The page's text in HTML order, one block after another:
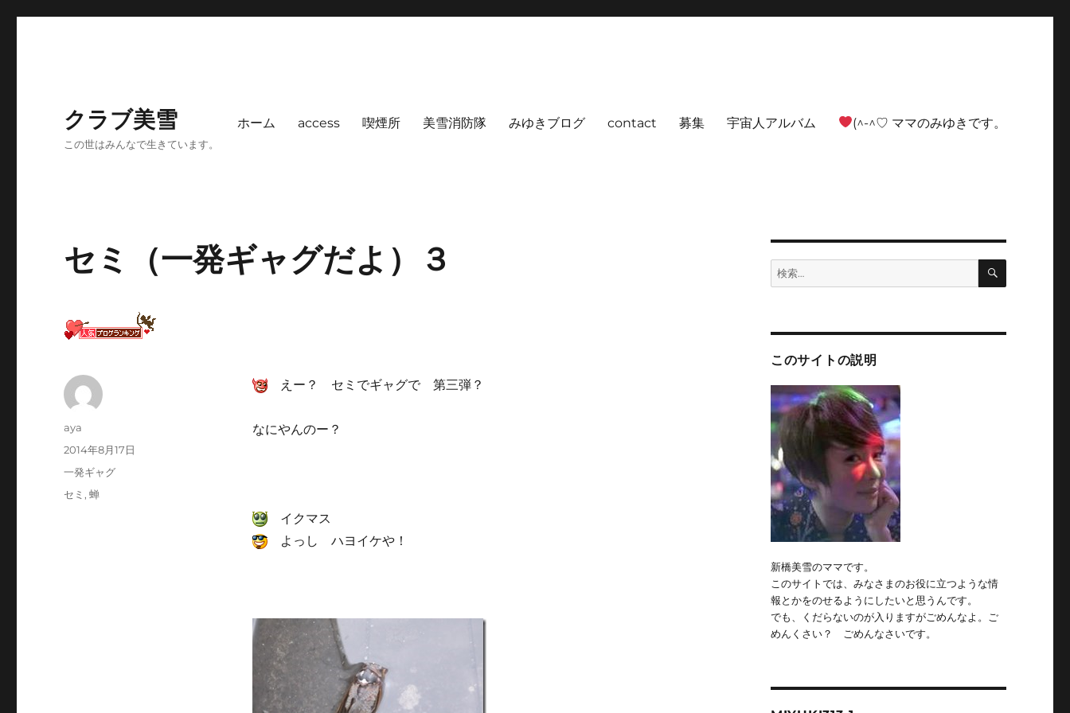
クラブ美雪
この世はみんなで生きています。
ホーム access 喫煙所 美雪消防隊 みゆきブログ contact 募集 宇宙人アルバム (^-^♡ ママのみゆきです。
セミ（一発ギャグだよ）３
えー？ セミでギャグで 第三弾？
なにやんのー？
イクマス
よっし ハヨイケや！
投
aya
投
2014年8月17日
カ
一発ギャグ
タ
セミ ,蝉
検
索:
検
このサイトの説明
新橋美雪のママです。
このサイトでは、みなさまのお役に立つような情
報とかをのせるようにしたいと思うんです。
でも、くだらないのが入りますがごめんなよ。ご
めんくさい？ ごめんなさいです。